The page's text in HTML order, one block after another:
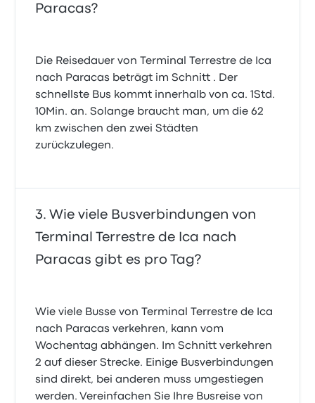
Paracas?
Die Reisedauer von Terminal Terrestre de Ica
nach Paracas beträgt im Schnitt . Der
schnellste Bus kommt innerhalb von ca. 1Std.
10Min. an. Solange braucht man, um die 62
km zwischen den zwei Städten
zurückzulegen.
Wie viele Busverbindungen von
Terminal Terrestre de Ica nach
Paracas gibt es pro Tag?
Wie viele Busse von Terminal Terrestre de Ica
nach Paracas verkehren, kann vom
Wochentag abhängen. Im Schnitt verkehren
2 auf dieser Strecke. Einige Busverbindungen
sind direkt, bei anderen muss umgestiegen
werden. Vereinfachen Sie Ihre Busreise von